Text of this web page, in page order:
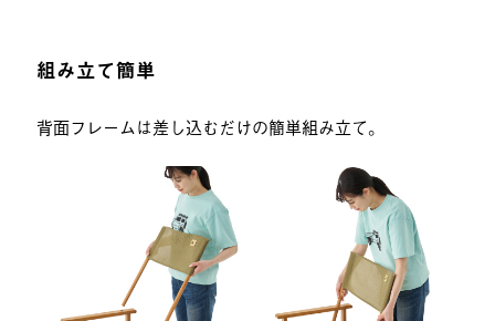
組み立て簡単
背面フレームは差し込むだけの簡単組み立て。